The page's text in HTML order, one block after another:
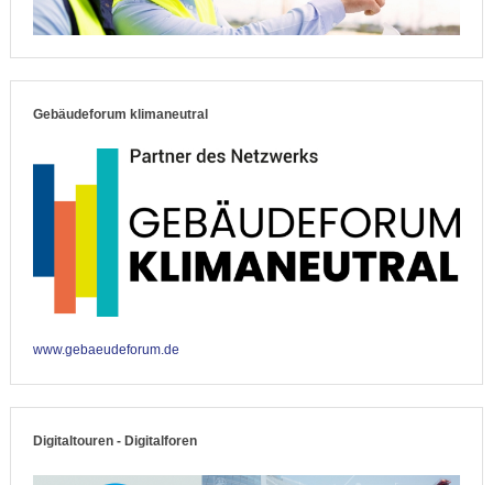
Gebäudeforum klimaneutral
www.gebaeudeforum.de
Digitaltouren - Digitalforen